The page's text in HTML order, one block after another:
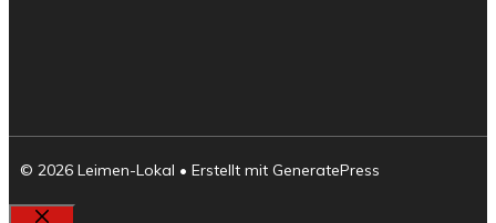
© 2026 Leimen-Lokal • Erstellt mit GeneratePress